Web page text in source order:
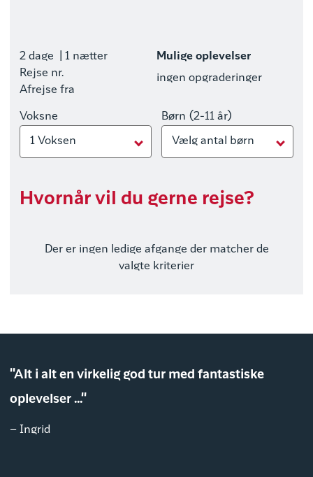
2 dage
| 1 nætter
Rejse nr.
Afrejse fra
Mulige oplevelser
ingen opgraderinger
Voksne
1 Voksen
Børn (2-11 år)
Vælg antal børn
Hvornår vil du gerne rejse?
Der er ingen ledige afgange der matcher de
valgte kriterier
"Alt i alt en virkelig god tur med fantastiske
oplevelser ..."
– Ingrid